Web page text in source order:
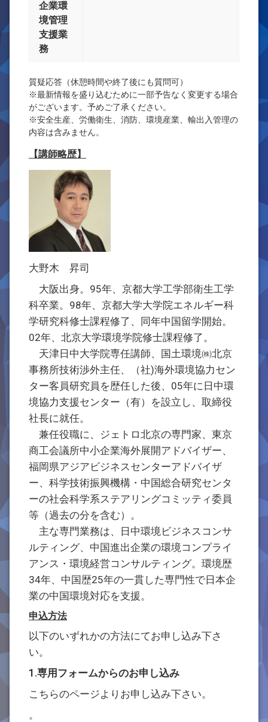
企業環
境管理
支援業
務
質疑応答（休憩時間や終了後にも質問可）
※最新情報を盛り込むために一部予告なく変更する場合
がございます。予めご了承ください。
※安全生産、労働衛生、消防、環境産業、輸出入管理の
内容は含みません。
【講師略歴】
大野木 昇司
大阪出身。95年、京都大学工学部衛生工学
科卒業。98年、京都大学大学院エネルギー科
学研究科修士課程修了、同年中国留学開始。
02年、北京大学環境学院修士課程修了。
天津日中大学院専任講師、国土環境㈱北京
事務所技術渉外主任、（社)海外環境協力セン
ター客員研究員を歴任した後、05年に日中環
境協力支援センター（有）を設立し、取締役
社長に就任。
兼任役職に、ジェトロ北京の専門家、東京
商工会議所中小企業海外展開アドバイザー、
福岡県アジアビジネスセンターアドバイザ
ー、科学技術振興機構・中国総合研究センタ
ーの社会科学系ステアリングコミッティ委員
等（過去の分を含む）。
主な専門業務は、日中環境ビジネスコンサ
ルティング、中国進出企業の環境コンプライ
アンス・環境経営コンサルティング。環境歴
34年、中国歴25年の一貫した専門性で日本企
業の中国環境対応を支援。
申込方法
以下のいずれかの方法にてお申し込み下さ
い。
1.専用フォームからのお申し込み
こちらのページよりお申し込み下さい。
。